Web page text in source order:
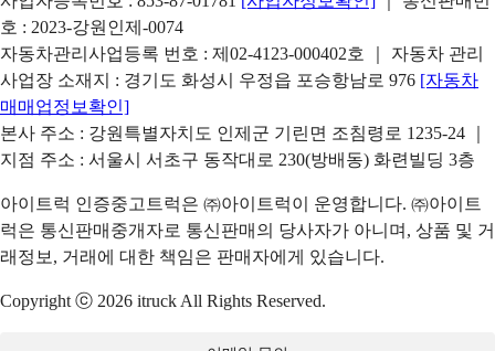
호 : 2023-강원인제-0074
자동차관리사업등록 번호 : 제02-4123-000402호 ｜ 자동차 관리
사업장 소재지 : 경기도 화성시 우정읍 포승항남로 976 [자동차
매매업정보확인]
본사 주소 : 강원특별자치도 인제군 기린면 조침령로 1235-24 ｜
지점 주소 : 서울시 서초구 동작대로 230(방배동) 화련빌딩 3층
아이트럭 인증중고트럭은 ㈜아이트럭이 운영합니다. ㈜아이트
럭은 통신판매중개자로 통신판매의 당사자가 아니며, 상품 및 거
래정보, 거래에 대한 책임은 판매자에게 있습니다.
Copyright ⓒ 2026 itruck All Rights Reserved.